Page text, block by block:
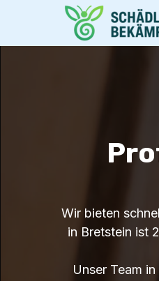
Wir bieten
in Bretstein ist
Unser Team